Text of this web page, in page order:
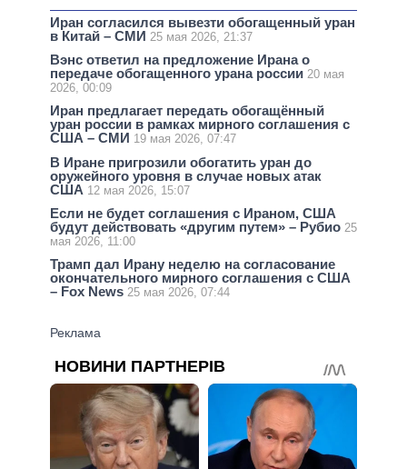
Иран согласился вывезти обогащенный уран
в Китай – СМИ 25 мая 2026, 21:37
Вэнс ответил на предложение Ирана о
передаче обогащенного урана россии 20 мая
2026, 00:09
Иран предлагает передать обогащённый
уран россии в рамках мирного соглашения с
США – СМИ 19 мая 2026, 07:47
В Иране пригрозили обогатить уран до
оружейного уровня в случае новых атак
США 12 мая 2026, 15:07
Если не будет соглашения с Ираном, США
будут действовать «другим путем» – Рубио 25
мая 2026, 11:00
Трамп дал Ирану неделю на согласование
окончательного мирного соглашения с США
– Fox News 25 мая 2026, 07:44